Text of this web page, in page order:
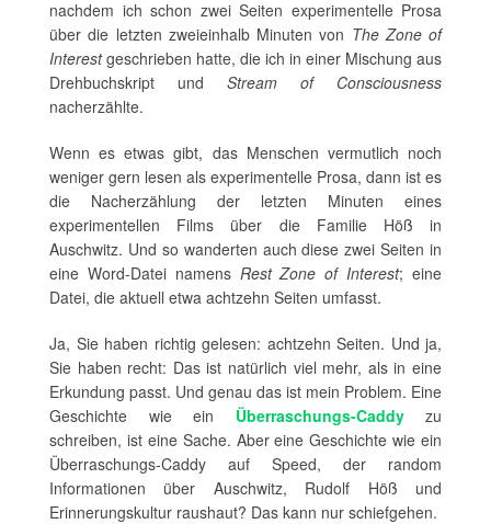
nachdem ich schon zwei Seiten experimentelle Prosa
über die letzten zweieinhalb Minuten von The Zone of
Interestgeschrieben hatte, die ich in einer Mischung aus
Drehbuchskript und Stream of Consciousness
nacherzählte.
Wenn es etwas gibt, das Menschen vermutlich noch
weniger gern lesen als experimentelle Prosa, dann ist es
die Nacherzählung der letzten Minuten eines
experimentellen Films über die Familie Höß in
Auschwitz. Und so wanderten auch diese zwei Seiten in
eine Word-Datei namens Rest Zone of Interest; eine
Datei, die aktuell etwa achtzehn Seiten umfasst.
Ja, Sie haben richtig gelesen: achtzehn Seiten. Und ja,
Sie haben recht: Das ist natürlich viel mehr, als in eine
Erkundung passt. Und genau das ist mein Problem. Eine
Geschichte wie ein Überraschungs-Caddyzu
schreiben, ist eine Sache. Aber eine Geschichte wie ein
Überraschungs-Caddy auf Speed, der random
Informationen über Auschwitz, Rudolf Höß und
Erinnerungskultur raushaut? Das kann nur schiefgehen.